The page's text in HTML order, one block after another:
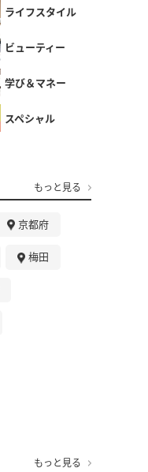
ライフスタイル
ビューティー
学び＆マネー
スペシャル
もっと見る
京都府
梅田
もっと見る